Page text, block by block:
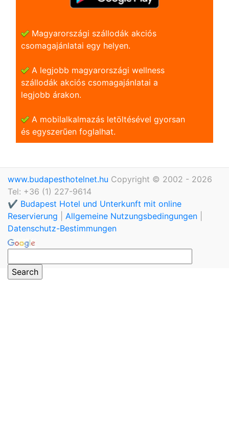
Magyarországi szállodák akciós
csomagajánlatai egy helyen.
A legjobb magyarországi wellness
szállodák akciós csomagajánlatai a
legjobb árakon.
A mobilalkalmazás letöltésével gyorsan
és egyszerũen foglalhat.
www.budapesthotelnet.hu Copyright © 2002 - 2026
Tel: +36 (1) 227-9614
✔️ Budapest Hotel und Unterkunft mit online
Reservierung
Allgemeine Nutzungsbedingungen
Datenschutz-Bestimmungen